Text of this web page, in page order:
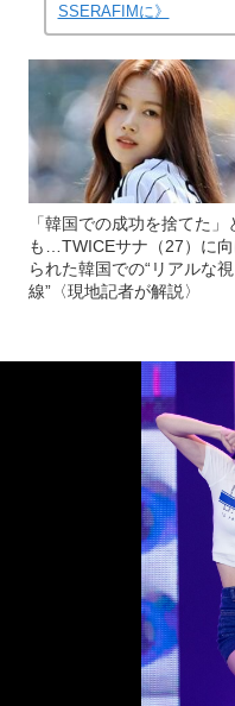
SSERAFIMに》
「韓国での成功を捨てた」
も…TWICEサナ（27）に
られた韓国での“リアルな視
線”〈現地記者が解説〉